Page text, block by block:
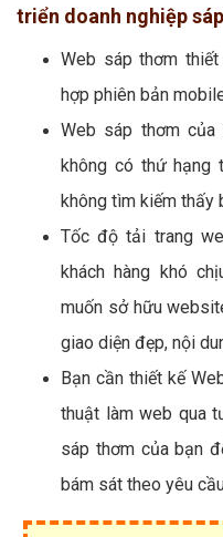
triển doanh nghiệp
Web sáp thơm
hợp phiên bản
Web sáp thơm
không có thứ hạng
không tìm kiếm thấy
Tốc độ tải trang
khách hàng khó
muốn sở hữu
giao diện đẹp, nội
Bạn cần thiết kế
thuật làm web qua
sáp thơm của bạn
bám sát theo yêu